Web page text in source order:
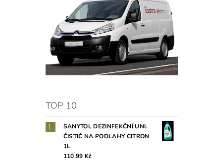
TOP 10
SANYTOL DEZINFEKČNÍ UNI.
ČISTIČ NA PODLAHY CITRON
1L
110,99 Kč